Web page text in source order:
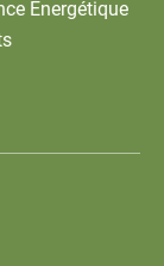
Énergétique